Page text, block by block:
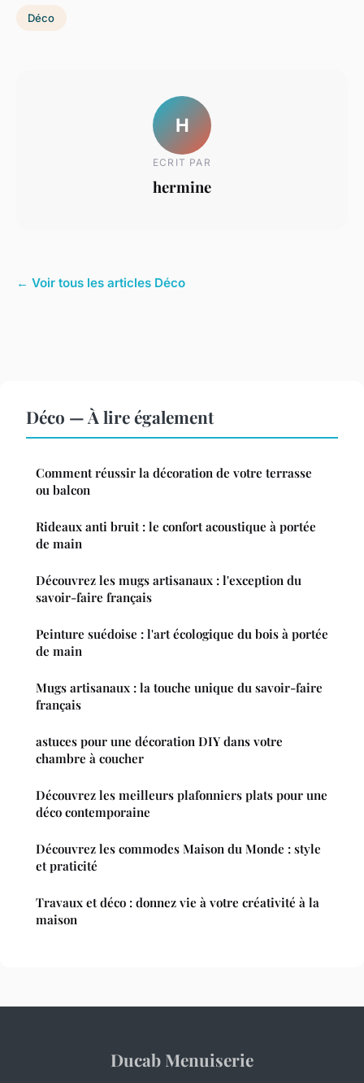
Déco
H
ECRIT PAR
hermine
← Voir tous les articles Déco
Déco — À lire également
Comment réussir la décoration de votre terrasse
ou balcon
Rideaux anti bruit : le confort acoustique à portée
de main
Découvrez les mugs artisanaux : l'exception du
savoir-faire français
Peinture suédoise : l'art écologique du bois à portée
de main
Mugs artisanaux : la touche unique du savoir-faire
français
astuces pour une décoration DIY dans votre
chambre à coucher
Découvrez les meilleurs plafonniers plats pour une
déco contemporaine
Découvrez les commodes Maison du Monde : style
et praticité
Travaux et déco : donnez vie à votre créativité à la
maison
Ducab Menuiserie